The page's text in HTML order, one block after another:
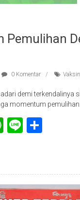
0 Komentar
demi
momentum
WhatsApp
Line